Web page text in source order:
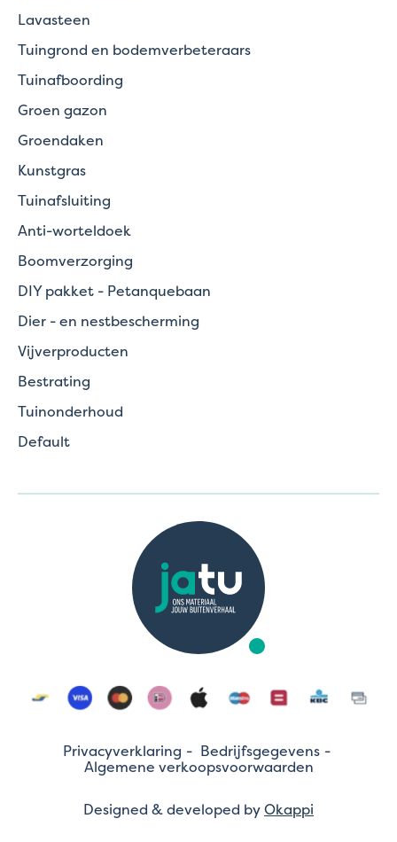
Lavasteen
Tuingrond en bodemverbeteraars
Tuinafboording
Groen gazon
Groendaken
Kunstgras
Tuinafsluiting
Anti-worteldoek
Boomverzorging
DIY pakket - Petanquebaan
Dier - en nestbescherming
Vijverproducten
Bestrating
Tuinonderhoud
Default
Privacyverklaring
Bedrijfsgegevens
Algemene verkoopsvoorwaarden
Designed & developed byOkappi